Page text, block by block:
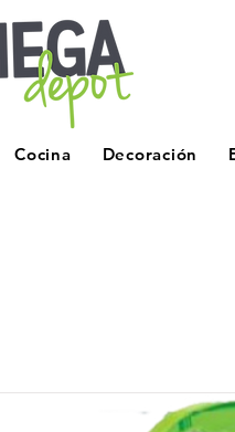
Cocina Decoración